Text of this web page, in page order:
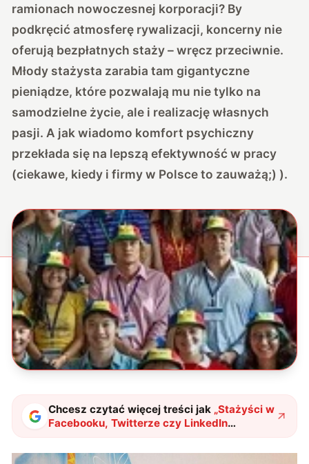
ramionach nowoczesnej korporacji? By
podkręcić atmosferę rywalizacji, koncerny nie
oferują bezpłatnych staży – wręcz przeciwnie.
Młody stażysta zarabia tam gigantyczne
pieniądze, które pozwalają mu nie tylko na
samodzielne życie, ale i realizację własnych
pasji. A jak wiadomo komfort psychiczny
przekłada się na lepszą efektywność w pracy
(ciekawe, kiedy i firmy w Polsce to zauważą;) ).
Chcesz czytać więcej treści jak „Stażyści w
Facebooku, Twitterze czy LinkedIn
zarabiają gigantyczne pieniądze"?